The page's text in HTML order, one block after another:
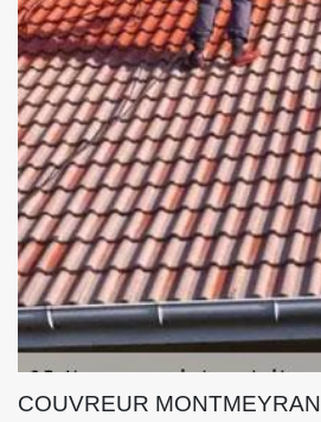
COUVREUR MONTMEYRAN